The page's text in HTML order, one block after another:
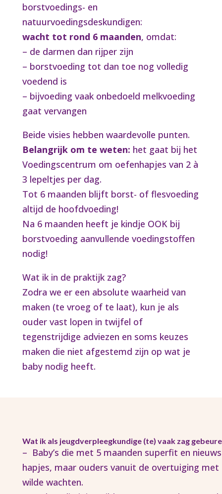
borstvoedings- en
natuurvoedingsdeskundigen:
wacht tot rond 6 maanden, omdat:
– de darmen dan rijper zijn
– borstvoeding tot dan toe nog volledig
voedend is
– bijvoeding vaak onbedoeld melkvoeding
gaat vervangen
Beide visies hebben waardevolle punten.
Belangrijk om te weten: het gaat bij het
Voedingscentrum om oefenhapjes van 2 à
3 lepeltjes per dag.
Tot 6 maanden blijft borst- of flesvoeding
altijd de hoofdvoeding!
Na 6 maanden heeft je kindje OOK bij
borstvoeding aanvullende voedingstoffen
nodig!
Wat ik in de praktijk zag?
Zodra we er een absolute waarheid van
maken (te vroeg of te laat), kun je als
ouder vast lopen in twijfel of
tegenstrijdige adviezen en soms keuzes
maken die niet afgestemd zijn op wat je
baby nodig heeft.
Wat ik als jeugdverpleegkundige (te) vaak zag
– Baby’s die met 5 maanden superfit en
hapjes, maar ouders vanuit de overtuiging met
wilde wachten.